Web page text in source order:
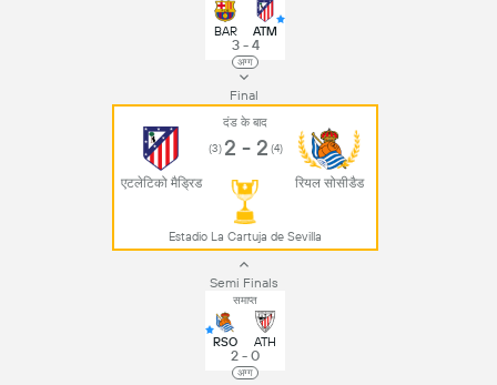
अग्ग
BAR ATM
3 - 4
Final
एटलेटिको मैड्रिड
दंड के बाद
(3) 2 - 2 (4)
रियल सोसीडैड
Estadio La Cartuja de Sevilla
Semi Finals
समाप्त
अग्ग
RSO ATH
2 - 0